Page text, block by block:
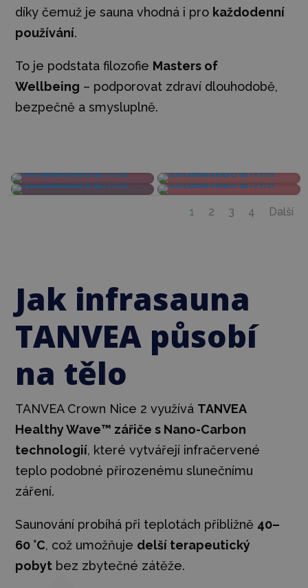
díky čemuž je sauna vhodná i pro každodenní
používání.
To je podstata filozofie Masters of
Wellbeing – podporovat zdraví dlouhodobě,
bezpečně a smysluplně.
1 2 3 4 Další
Jak infrasauna
TANVEA působí
na tělo
TANVEA Crown Nice 2 využívá TANVEA
Healthy Wave™ zářiče s Nano-Carbon
technologií, které vytvářejí infračervené
teplo podobné přirozenému slunečnímu
záření.
Saunování probíhá při teplotách přibližně 40–
60 °C, což umožňuje delší terapeutický
pobyt bez zbytečné zátěže.